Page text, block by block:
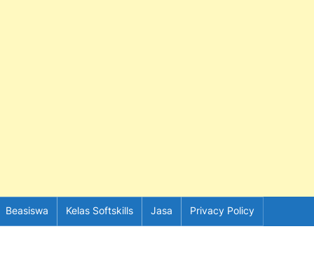
Beasiswa Kelas Softskills Jasa Privacy Policy